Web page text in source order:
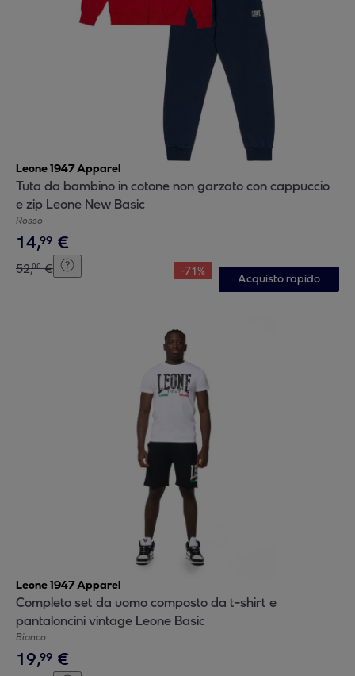
Leone 1947 Apparel
Tuta da bambino in cotone non garzato con cappuccio
e zip Leone New Basic
Rosso
14,99 €
52,00 € -71%
Acquisto rapido
Leone 1947 Apparel
Completo set da uomo composto da t-shirt e
pantaloncini vintage Leone Basic
Bianco
19,99 €